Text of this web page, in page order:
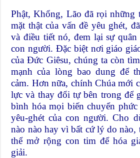
Phật, Khổng, Lão đã rọi những
mặt thật của vấn đề yêu ghét,
và điều tiết nó, đem lại sự
con người. Đặc biệt nơi giáo
của Đức Giêsu, chúng ta còn
mạnh của lòng bao dung để
cảm. Hơn nữa, chính Chúa mới
lực và thay đổi tự bên trong để
bình hóa mọi biến chuyển
yêu-ghét của con người. Cho
nào nào hay vì bất cứ lý do nào,
thể mở rộng con tim để hóa
giải.